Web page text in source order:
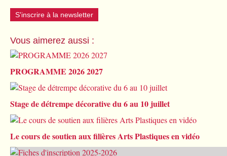
S'inscrire à la newsletter
Vous aimerez aussi :
PROGRAMME 2026 2027
Stage de détrempe décorative du 6 au 10 juillet
Le cours de soutien aux filières Arts Plastiques en vidéo